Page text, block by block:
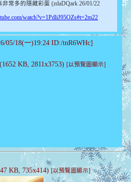
常多的隱藏彩蛋 (zdaDQark 26/01/22
watch?v=1PdliJ95OZs#t=2m22
05/18(一)19:24 ID:/tnR6WHc]
KB, 2811x3753) [以預覽圖顯示]
KB, 735x414) [以預覽圖顯示]